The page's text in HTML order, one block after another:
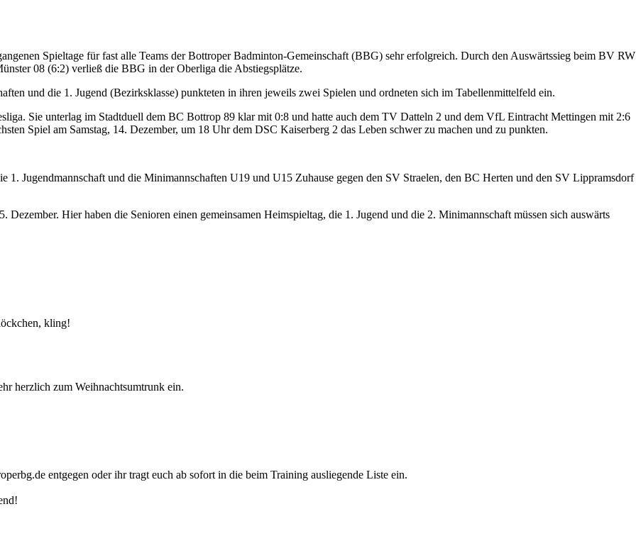
Spieltage für fast alle Teams der Bottroper Badminton-Gemeinschaft (BBG) sehr erfolgreich. Durch den Auswärtssieg beim BV RW
08 (6:2) verließ die BBG in der Oberliga die Abstiegsplätze.
und die 1. Jugend (Bezirksklasse) punkteten in ihren jeweils zwei Spielen und ordneten sich im Tabellenmittelfeld ein.
Sie unterlag im Stadtduell dem BC Bottrop 89 klar mit 0:8 und hatte auch dem TV Datteln 2 und dem VfL Eintracht Mettingen mit 2:6
Spiel am Samstag, 14. Dezember, um 18 Uhr dem DSC Kaiserberg 2 das Leben schwer zu machen und zu punkten.
1. Jugendmannschaft und die Minimannschaften U19 und U15 Zuhause gegen den SV Straelen, den BC Herten und den SV Lippramsdorf
Hier haben die Senioren einen gemeinsamen Heimspieltag, die 1. Jugend und die 2. Minimannschaft müssen sich auswärts
kling!
herzlich zum Weihnachtsumtrunk ein.
entgegen oder ihr tragt euch ab sofort in die beim Training ausliegende Liste ein.